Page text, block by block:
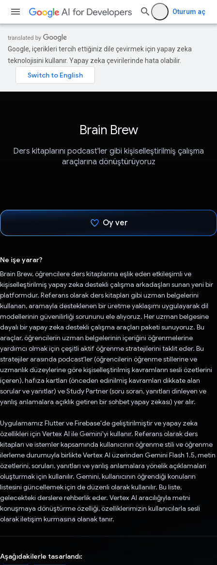
Oturum aç
Google, içerikleri tercih ettiğiniz dile çevirmek için yapay zeka
teknolojisini kullanır. Yapay zeka çevirilerinde hata olabilir.
Brain Brew
Ders kitaplarını podcast'ler gibi kişiselleştirilmiş çalışma
araçlarına dönüştürüyoruz
Oy ver
Ne işe yarar?
Brain Brew, öğrencilere ders kitaplarına eşlik eden etkileşimli ve
kişiselleştirilmiş yapay zeka destekli çalışma arkadaşları sunan yeni bir
platformdur. Referans olarak ders kitapları gibi uzman belgelerini
kullanan, aramayla desteklenen bir üretme yaklaşımı uygulayarak dil
modellerinin güvenilirliği sorununu ele alıyoruz. Her uzman belgesine
dayalı bir yapay zeka destekli çalışma araçları paketi sunuyoruz. Bu
araçlar, öğrencilerin uzman belgelerinin içeriğini öğrenmelerine
yardımcı olmak için çeşitli aktif öğrenme stratejilerini taklit eder. Bu
stratejiler arasında podcast'ler (öğrencilerin öğrenme stillerine ve
uzmanlık düzeylerine göre kişiselleştirilmiş kavramların sesli özetlerini
içeren), hafıza kartları (önceden edinilmiş kavramları dikkate alan
sorular ve yanıtlar) ve Study Partner (soru soran, yanıtları dinleyen ve
yanlış anlamalara açıklık getiren bir sohbet yapay zekası) yer alır.
Uygulamamız Flutter ve Firebase'de geliştirilmiştir ve yapay zeka
özellikleri için Vertex AI ile Gemini'yi kullanır. Referans olarak ders
kitapları ve istemler kapsamında kullanıcının öğrenme stili ve öğrenme
ilerleme durumuyla birlikte Vertex AI üzerinden Gemini Flash 1.5, metin
özetlerini, soruları, yanıtları ve yanlış anlamalara yönelik açıklamaları
oluşturmak için kullanılır. Gemini, kullanıcının öğrendiği konuların
listesini güncellemek için de düzenli olarak kullanılır. Bu liste,
gelecekteki derslere rehberlik eder. Vertex AI aracılığıyla metni
konuşmaya dönüştürme özelliği, özelliklerimizin kullanıcılarla sesli
olarak iletişim kurmasına olanak tanır.
Aşağıdakilerle tasarlandı: